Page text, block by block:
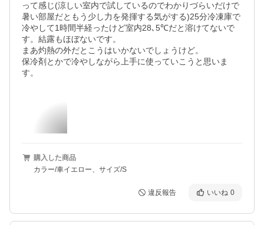
って感じ(涼しい室内で試しているのでわかりづらいだけで
暑い部屋だともう少し力を発揮する気がする)25分冷凍庫で
冷やして1時間半経ったけど室内28､5℃だと溶けてないで
す。結露もほぼないです。
まあ灼熱の外だとこうはいかないでしょうけど。
保冷剤とかで冷やしながら上手に使っていこうと思いま
す。
購入した商品
カラー/車イエロー、サイズ/S
違反報告 いいね 0